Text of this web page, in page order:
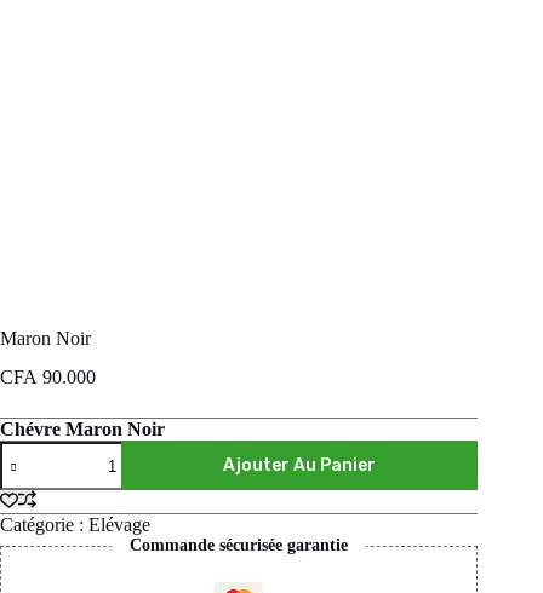
Maron Noir
CFA 90.000
Chévre Maron Noir
Ajouter Au Panier
Catégorie : Elévage
Commande sécurisée garantie